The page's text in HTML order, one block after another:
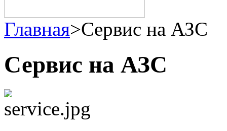
Главная>Сервис на АЗС
Сервис на АЗС